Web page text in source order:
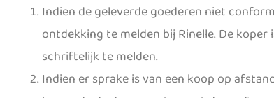
Indien de geleverde goederen niet
ontdekking te melden bij Rinelle. De
schriftelijk te melden.
Indien er sprake is van een koop op